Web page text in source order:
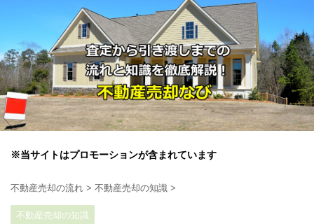
※当サイトはプロモーションが含まれています
不動産売却の流れ > 不動産売却の知識 >
不動産売却の知識